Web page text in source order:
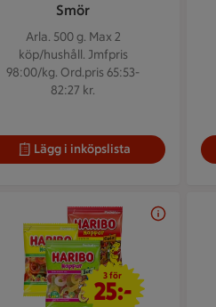
Smör
Arla. 500 g. Max 2
köp/hushåll. Jmfpris
98:00/kg. Ord.pris 65:53-
82:27 kr.
Lägg i inköpslista
3 för 25 kr
3 för
25:-